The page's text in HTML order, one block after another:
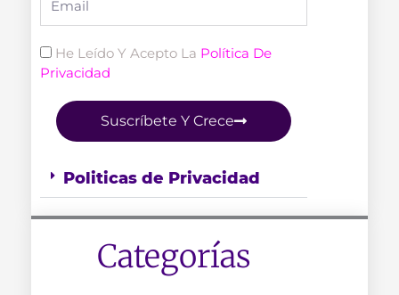
Politica
He Leído Y Acepto La Política De
Privacidad
Suscríbete Y Crece
Politicas de Privacidad
Categorías